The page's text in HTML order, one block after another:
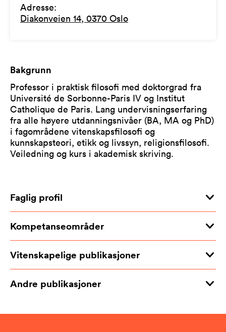
Adresse:
Diakonveien 14, 0370 Oslo
Bakgrunn
Professor i praktisk filosofi med doktorgrad fra
Université de Sorbonne-Paris IV og Institut
Catholique de Paris. Lang undervisningserfaring
fra alle høyere utdanningsnivåer (BA, MA og PhD)
i fagområdene vitenskapsfilosofi og
kunnskapsteori, etikk og livssyn, religionsfilosofi.
Veiledning og kurs i akademisk skriving.
Faglig profil
Kompetanseområder
Vitenskapelige publikasjoner
Andre publikasjoner